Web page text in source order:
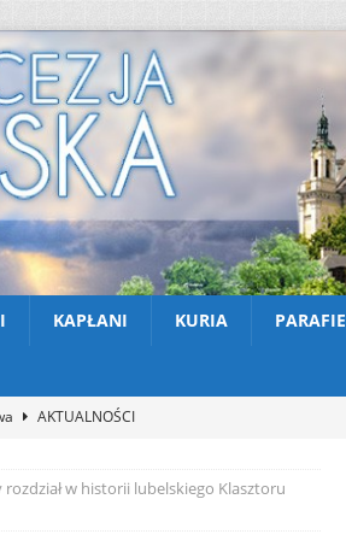
KAPŁANI KURIA PARAFIE
AKTUALNOŚCI
w historii lubelskiego Klasztoru